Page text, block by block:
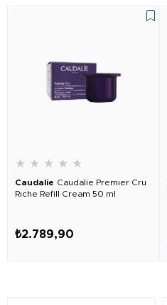
★ ★ ★ ★ ★
Caudalie Caudalie Premıer Cru
Rıche Refill Cream 50 ml
₺2.789,90